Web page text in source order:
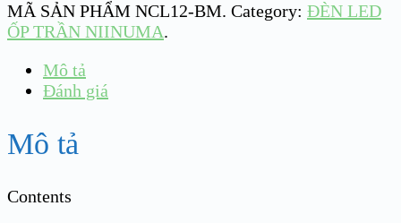
MÃ SẢN PHẨM NCL12-BM. Category: ĐÈN LED
ỐP TRẦN NIINUMA.
Mô tả
Đánh giá
Mô tả
Contents